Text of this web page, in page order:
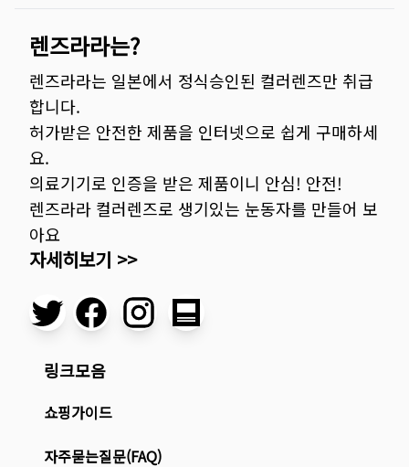
렌즈라라는?
렌즈라라는 일본에서 정식승인된 컬러렌즈만 취급
합니다.
허가받은 안전한 제품을 인터넷으로 쉽게 구매하세
요.
의료기기로 인증을 받은 제품이니 안심! 안전!
렌즈라라 컬러렌즈로 생기있는 눈동자를 만들어 보
아요
자세히보기 >>
링크모음
쇼핑가이드
자주묻는질문(FAQ)